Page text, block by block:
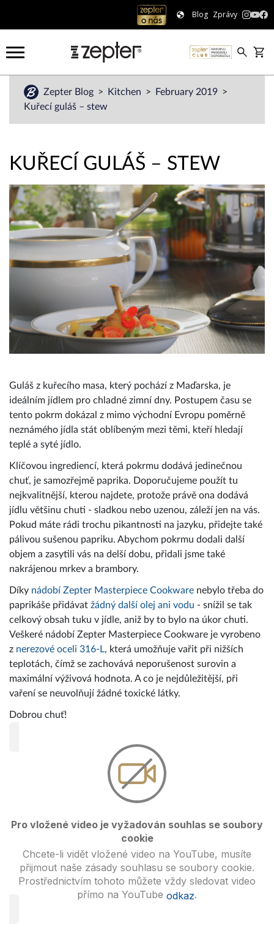
Blog Zprávy
Zepter Blog Kitchen
February 2019
Kuřecí guláš – stew
KUŘECÍ GULÁŠ – STEW
Guláš z kuřecího masa, který pochází z Maďarska, je
ideálním jídlem pro chladné zimní dny. Postupem času se
tento pokrm dokázal z mimo východní Evropu poměrně
neznámého jídla stát oblíbeným mezi těmi, kteří hledají
teplé a syté jídlo.
Klíčovou ingrediencí, která pokrmu dodává jedinečnou
chuť, je samozřejmě paprika. Doporučujeme použít tu
nejkvalitnější, kterou najdete, protože právě ona dodává
jídlu většinu chuti - sladkou nebo uzenou, záleží jen na vás.
Pokud máte rádi trochu pikantnosti na jazyku, přidejte také
pálivou sušenou papriku. Abychom pokrmu dodali další
objem a zasytili vás na delší dobu, přidali jsme také
nakrájenou mrkev a brambory.
Díky nádobí Zepter Masterpiece Cookware nebylo třeba do
paprikáše přidávat žádný další olej ani vodu - snížil se tak
celkový obsah tuku v jídle, aniž by to bylo na úkor chuti.
Veškeré nádobí Zepter Masterpiece Cookware je vyrobeno
z nerezové oceli 316-L, která umožňuje vařit při nižších
teplotách, čímž se zachovává neporušenost surovin a
maximální výživová hodnota. A co je nejdůležitější, při
vaření se neuvolňují žádné toxické látky.
Dobrou chuť!
Pro vložené video je vyžadován souhlas se soubory
cookie
Chcete-li vidět vložené video na YouTube, musíte
přijmout naše zásady souhlasu se soubory cookie.
Prostřednictvím tohoto můžete vždy sledovat video
přímo na YouTube odkaz.